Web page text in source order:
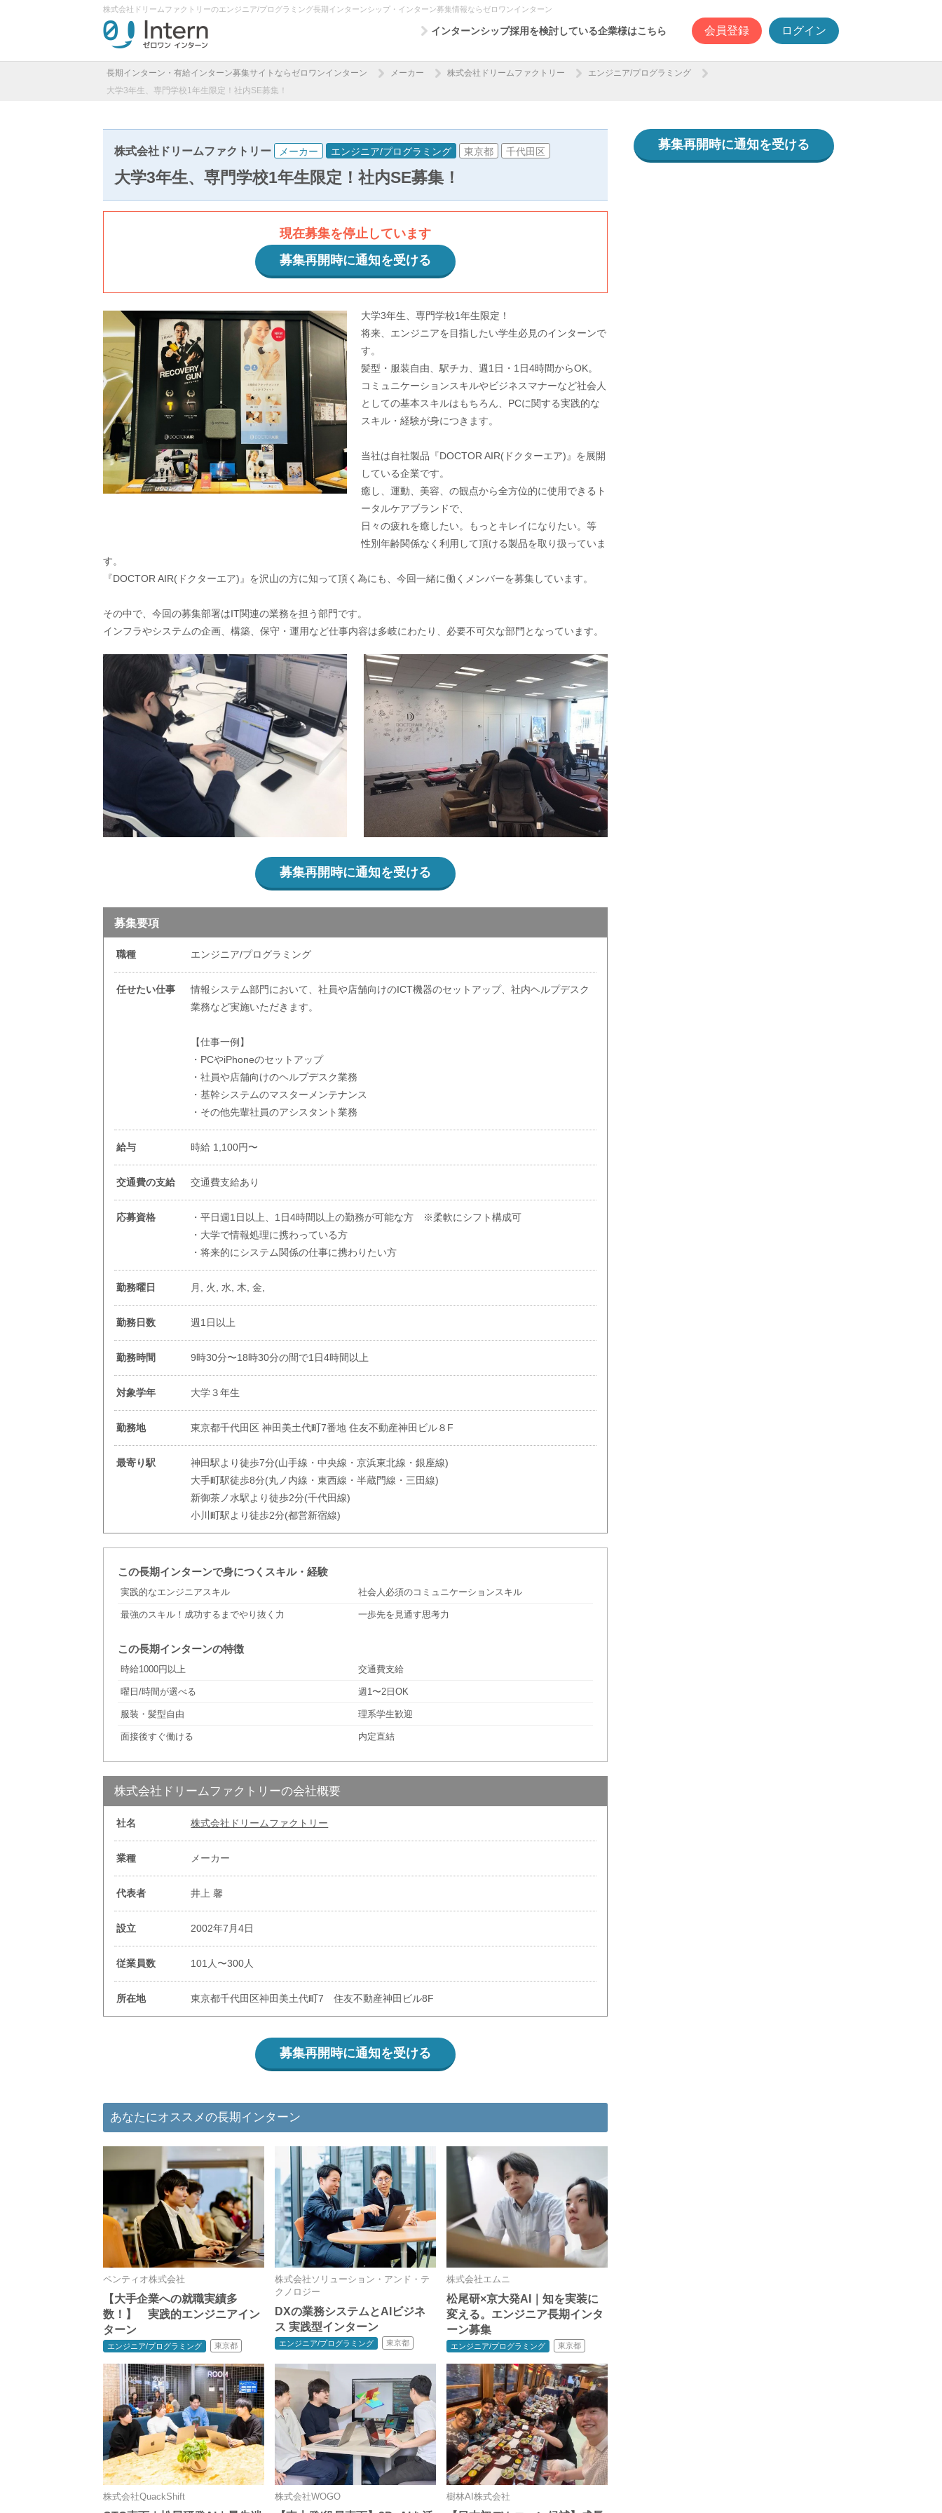
株式会社ドリームファクトリーのエンジニア/プログラミング長期インターンシップ・インターン募集情報ならゼロワンインターン
インターンシップ採用を検討している企業様はこちら 会員登録 ログイン
長期インターン・有給インターン募集サイトならゼロワンインターン メーカー 株式会社ドリームファクトリー
エンジニア/プログラミング
大学3年生、専門学校1年生限定！社内SE募集！
株式会社ドリームファクトリー メーカー エンジニア/プログラミング 東京都 千代田区
大学3年生、専門学校1年生限定！社内SE募集！
現在募集を停止しています
募集再開時に通知を受ける
大学3年生、専門学校1年生限定！
将来、エンジニアを目指したい学生必見のインターンで
す。
髪型・服装自由、駅チカ、週1日・1日4時間からOK。
コミュニケーションスキルやビジネスマナーなど社会人
としての基本スキルはもちろん、PCに関する実践的な
スキル・経験が身につきます。
当社は自社製品『DOCTOR AIR(ドクターエア)』を展開
している企業です。
癒し、運動、美容、の観点から全方位的に使用できるト
ータルケアブランドで、
日々の疲れを癒したい。もっとキレイになりたい。等
性別年齢関係なく利用して頂ける製品を取り扱っていま
す。
『DOCTOR AIR(ドクターエア)』を沢山の方に知って頂く為にも、今回一緒に働くメンバーを募集しています。
その中で、今回の募集部署はIT関連の業務を担う部門です。
インフラやシステムの企画、構築、保守・運用など仕事内容は多岐にわたり、必要不可欠な部門となっています。
募集再開時に通知を受ける
募集要項
職種 エンジニア/プログラミング
任せたい仕事
情報システム部門において、社員や店舗向けのICT機器のセットアップ、社内ヘルプデスク
業務など実施いただきます。
【仕事一例】
・PCやiPhoneのセットアップ
・社員や店舗向けのヘルプデスク業務
・基幹システムのマスターメンテナンス
・その他先輩社員のアシスタント業務
給与 時給 1,100円〜
交通費の支給 交通費支給あり
応募資格
・平日週1日以上、1日4時間以上の勤務が可能な方 ※柔軟にシフト構成可
・大学で情報処理に携わっている方
・将来的にシステム関係の仕事に携わりたい方
勤務曜日 月, 火, 水, 木, 金,
勤務日数 週1日以上
勤務時間 9時30分〜18時30分の間で1日4時間以上
対象学年 大学３年生
勤務地 東京都千代田区 神田美土代町7番地 住友不動産神田ビル８F
最寄り駅
神田駅より徒歩7分(山手線・中央線・京浜東北線・銀座線)
大手町駅徒歩8分(丸ノ内線・東西線・半蔵門線・三田線)
新御茶ノ水駅より徒歩2分(千代田線)
小川町駅より徒歩2分(都営新宿線)
この長期インターンで身につくスキル・経験
実践的なエンジニアスキル 社会人必須のコミュニケーションスキル
最強のスキル！成功するまでやり抜く力 一歩先を見通す思考力
この長期インターンの特徴
時給1000円以上 交通費支給
曜日/時間が選べる 週1〜2日OK
服装・髪型自由 理系学生歓迎
面接後すぐ働ける 内定直結
株式会社ドリームファクトリーの会社概要
社名 株式会社ドリームファクトリー
業種 メーカー
代表者 井上 馨
設立 2002年7月4日
従業員数 101人〜300人
所在地 東京都千代田区神田美土代町7 住友不動産神田ビル8F
募集再開時に通知を受ける
あなたにオススメの長期インターン
ペンティオ株式会社
【大手企業への就職実績多
数！】 実践的エンジニアイン
ターン
エンジニア/プログラミング 東京都
株式会社ソリューション・アンド・テ
クノロジー
DXの業務システムとAIビジネ
ス 実践型インターン
エンジニア/プログラミング 東京都
株式会社エムニ
松尾研×京大発AI｜知を実装に
変える。エンジニア長期インタ
ーン募集
エンジニア/プログラミング 東京都
株式会社QuackShift 株式会社WOGO 樹林AI株式会社
募集再開時に通知を受ける